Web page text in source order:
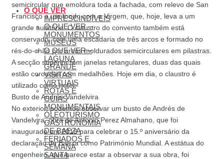
O QUE VER
IMPRESCINDÍVEIS
O QUE VER –
MONUMENTOS
MUSEUS
O QUE VER –
LAGUNA
GRANDE
VISITAS
VIRTUAIS
ROTAS E
GUIAS
MONUMENTAIS
OLEOTURISMO
GASTRONOMIA
DE BAEZA
FERIADOS E
SEMANA
SANTA
semicircular que emoldura toda a fachada, com relevo de San
Francisco e um tondo com a Virgem, que, hoje, leva a um
grande auditório. O claustro do convento também está
conservado, com uma escadaria de três arcos e formado no
rés-do-chão por arcos moldurados semicirculares em pilastras.
A secção superior tem janelas retangulares, duas das quais
estão coroadas com medalhões. Hoje em dia, o claustro é
utilizado como hotel.
Busto de Andrés Vandelvira
No exterior, podemos observar um busto de Andrés de
Vandelvira, obra de Antonio Perez Almahano, que foi
inaugurado em 2018 para celebrar o 15.º aniversário da
declaração de Baeza como Património Mundial. A estátua do
engenheiro, que parece estar a observar a sua obra, foi